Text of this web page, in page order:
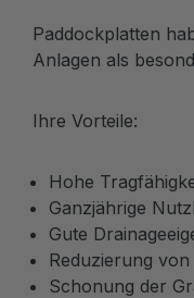
Paddockplatten
Anlagen als
Ihre Vorteile:
Hohe
Ganzjährige
Gute
Reduzierung
Schonung der